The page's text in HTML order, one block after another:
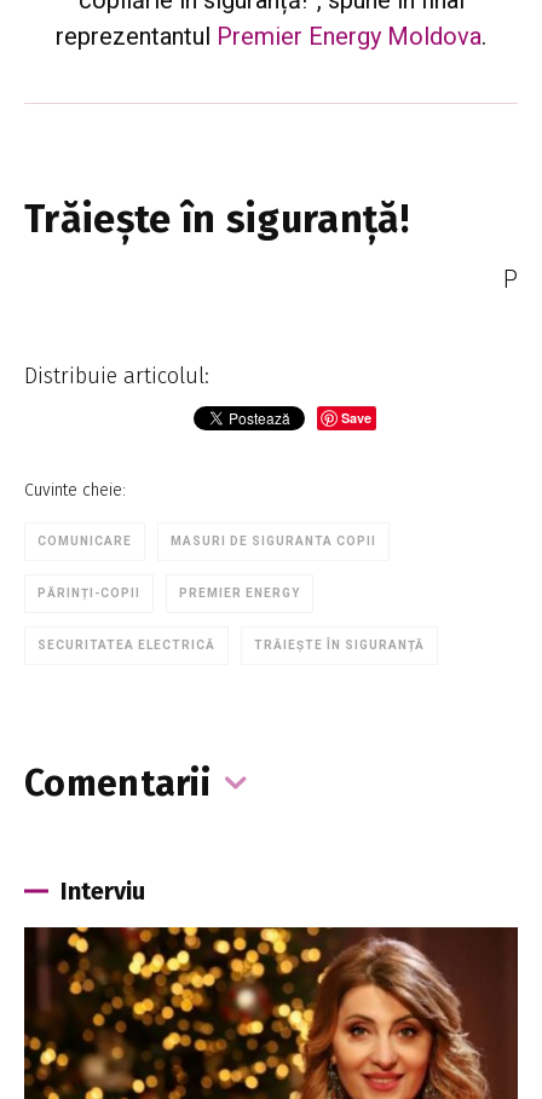
reprezentantul Premier Energy Moldova.
Trăieşte în siguranţă!
P
Distribuie articolul:
Save
Cuvinte cheie:
COMUNICARE MASURI DE SIGURANTA COPII
PĂRINȚI-COPII PREMIER ENERGY
SECURITATEA ELECTRICĂ TRĂIEȘTE ÎN SIGURANȚĂ
Comentarii
Interviu